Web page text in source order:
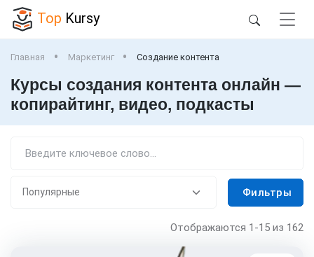
Top Kursy
Главная Маркетинг Создание контента
Курсы создания контента онлайн —
копирайтинг, видео, подкасты
Фильтры
Отображаются 1-15 из 162